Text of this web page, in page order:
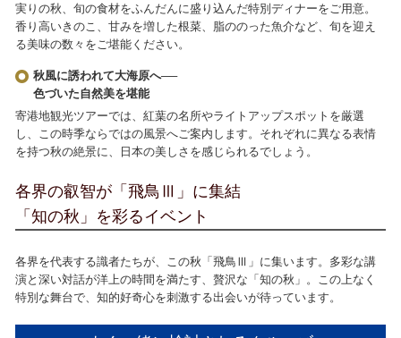
実りの秋、旬の食材をふんだんに盛り込んだ特別ディナーをご用意。
香り高いきのこ、甘みを増した根菜、脂ののった魚介など、旬を迎え
る美味の数々をご堪能ください。
秋風に誘われて大海原へ──
色づいた自然美を堪能
寄港地観光ツアーでは、紅葉の名所やライトアップスポットを厳選
し、この時季ならではの風景へご案内します。それぞれに異なる表情
を持つ秋の絶景に、日本の美しさを感じられるでしょう。
各界の叡智が「飛鳥Ⅲ」に集結
「知の秋」を彩るイベント
各界を代表する識者たちが、この秋「飛鳥Ⅲ」に集います。多彩な講
演と深い対話が洋上の時間を満たす、贅沢な「知の秋」。この上なく
特別な舞台で、知的好奇心を刺激する出会いが待っています。